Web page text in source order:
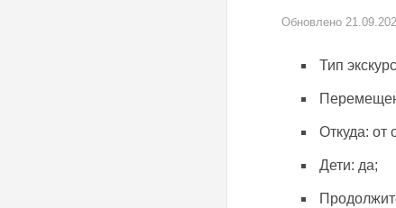
Обновлено
Тип
Откуда: от
Дети: да;